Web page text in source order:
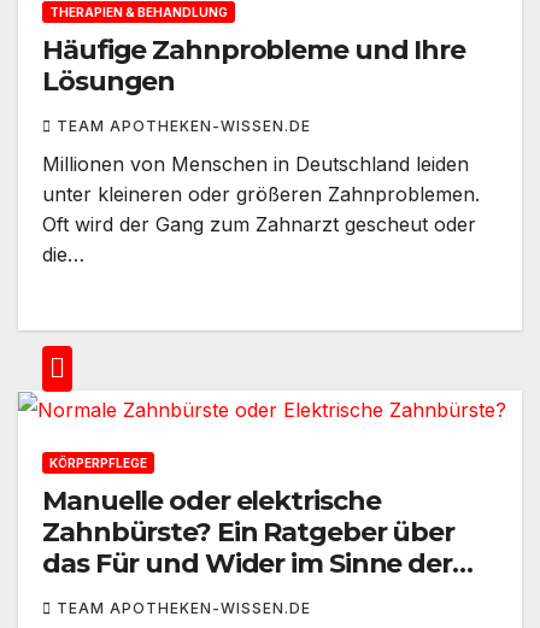
THERAPIEN & BEHANDLUNG
Häufige Zahnprobleme und Ihre
Lösungen
TEAM APOTHEKEN-WISSEN.DE
Millionen von Menschen in Deutschland leiden
unter kleineren oder größeren Zahnproblemen.
Oft wird der Gang zum Zahnarzt gescheut oder
die…
KÖRPERPFLEGE
Manuelle oder elektrische
Zahnbürste? Ein Ratgeber über
das Für und Wider im Sinne der
Zahngesundheit.
TEAM APOTHEKEN-WISSEN.DE